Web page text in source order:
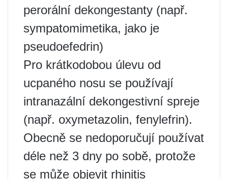
perorální dekongestanty (např.
sympatomimetika, jako je
pseudoefedrin)
Pro krátkodobou úlevu od
ucpaného nosu se používají
intranazální dekongestivní spreje
(např. oxymetazolin, fenylefrin).
Obecně se nedoporučují používat
déle než 3 dny po sobě, protože
se může objevit rhinitis